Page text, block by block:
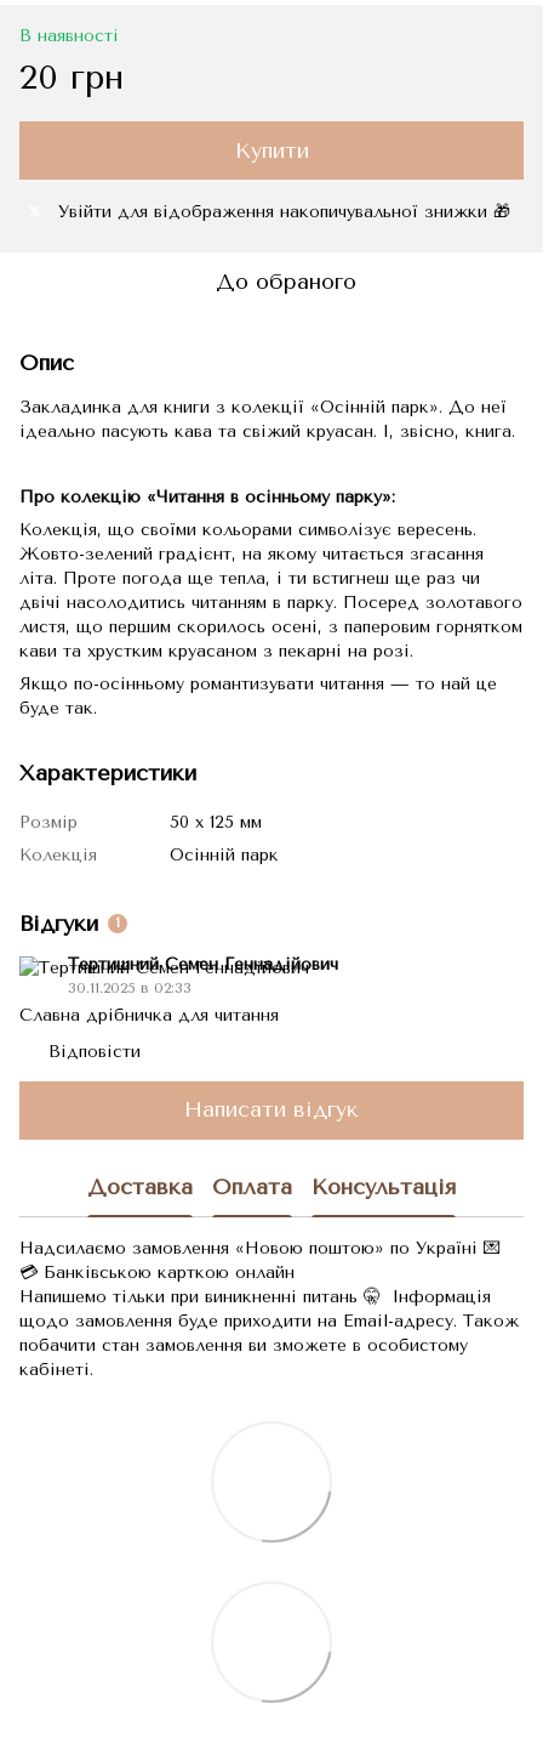
В наявності
20 грн
Купити
Увійти для відображення накопичувальної знижки 🎁
До обраного
Опис
Закладинка для книги з колекції «Осінній парк». До неї
ідеально пасують кава та свіжий круасан. І, звісно, книга.
Про колекцію «Читання в осінньому парку»:
Колекція, що своїми кольорами символізує вересень.
Жовто-зелений градієнт, на якому читається згасання
літа. Проте погода ще тепла, і ти встигнеш ще раз чи
двічі насолодитись читанням в парку. Посеред золотавого
листя, що першим скорилось осені, з паперовим горнятком
кави та хрустким круасаном з пекарні на розі.
Якщо по-осінньому романтизувати читання — то най це
буде так.
Характеристики
Розмір
50 х 125 мм
Колекція
Осінній парк
Відгуки 1
Тертишний Семен Геннадійович
30.11.2025 в 02:33
Славна дрібничка для читання
Відповісти
Написати відгук
Доставка Оплата Консультація
Надсилаємо замовлення «Новою поштою» по Україні 💌
💳 Банківською карткою онлайн
Напишемо тільки при виникненні питань 🤫 Інформація
щодо замовлення буде приходити на Email-адресу. Також
побачити стан замовлення ви зможете в особистому
кабінеті.